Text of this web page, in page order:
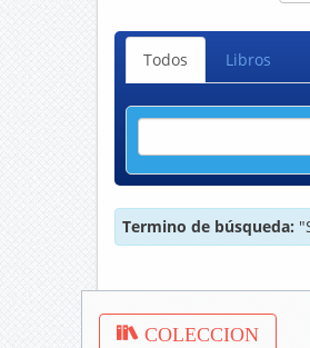
Todos Libros
Termino de búsqueda:
COLECCION